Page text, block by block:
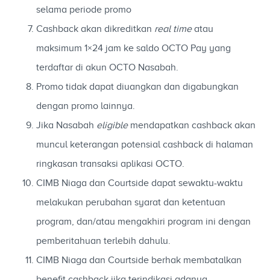
selama periode promo
Cashback akan dikreditkan real timeatau
maksimum 1×24 jam ke saldo OCTO Pay yang
terdaftar di akun OCTO Nasabah.
Promo tidak dapat diuangkan dan digabungkan
dengan promo lainnya.
Jika Nasabah eligible mendapatkan cashback akan
muncul keterangan potensial cashback di halaman
ringkasan transaksi aplikasi OCTO.
CIMB Niaga dan Courtside dapat sewaktu-waktu
melakukan perubahan syarat dan ketentuan
program, dan/atau mengakhiri program ini dengan
pemberitahuan terlebih dahulu.
CIMB Niaga dan Courtside berhak membatalkan